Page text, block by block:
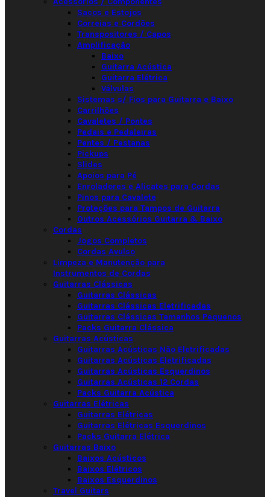
Sacos e Estojos
Correias e Cordões
Transpositores / Capos
Amplificação
Baixo
Guitarra Acústica
Guitarra Elétrica
Válvulas
Sistemas s/ Fios para Guitarra e Baixo
Carrilhões
Cavaletes / Pontes
Pedais e Pedaleiras
Pentes / Pestanas
Pickups
Slides
Apoios para Pé
Enroladores e Alicates para Cordas
Pinos para Cavalete
Proteções para Tampos de Guitarra
Outros Acessórios Guitarra & Baixo
Cordas
Jogos Completos
Cordas Avulso
Limpeza e Manutenção para
Instrumentos de Cordas
Guitarras Clássicas
Guitarras Clássicas
Guitarras Clássicas Eletrificadas
Guitarras Clássicas Tamanhos Pequenos
Packs Guitarra Clássica
Guitarras Acústicas
Guitarras Acústicas Não Eletrificadas
Guitarras Acústicas Eletrificadas
Guitarras Acústicas Esquerdinos
Guitarras Acústicas 12 Cordas
Packs Guitarra Acústica
Guitarras Elétricas
Guitarras Elétricas
Guitarras Elétricas Esquerdinos
Packs Guitarra Elétrica
Guitarras Baixo
Baixos Acústicos
Baixos Elétricos
Baixos Esquerdinos
Travel Guitars